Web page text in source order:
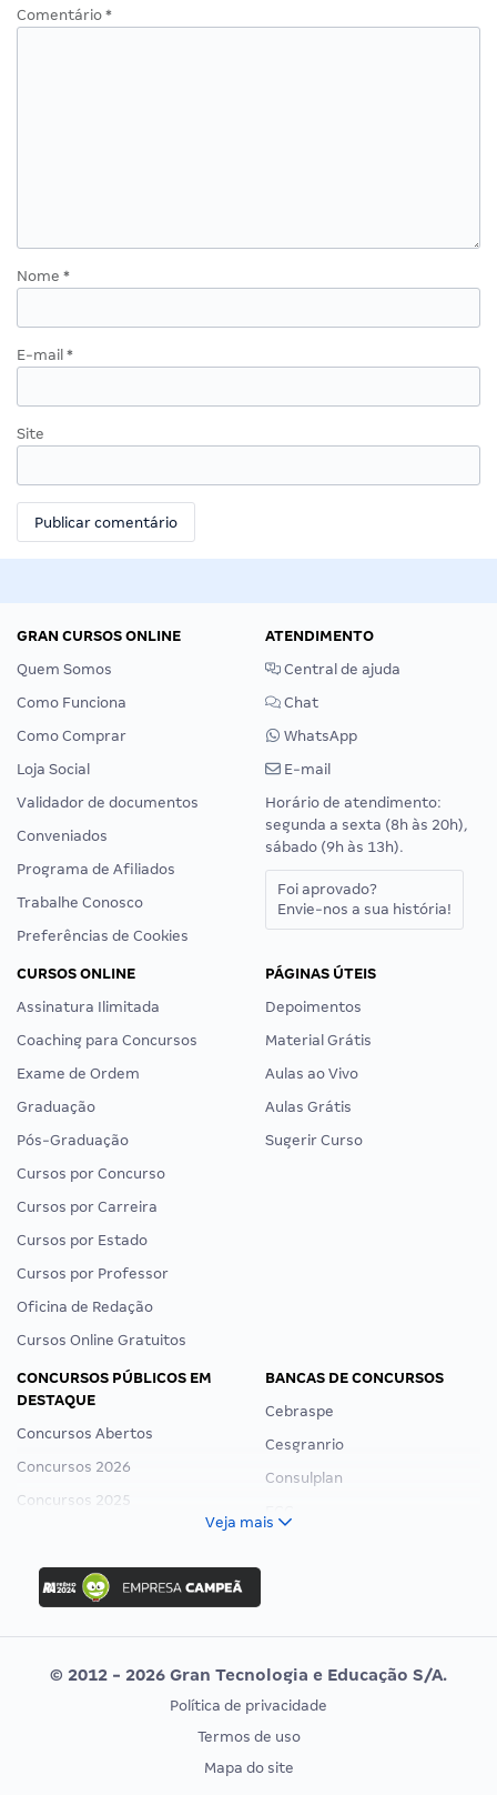
Comentário *
Nome *
E-mail *
Site
GRAN CURSOS ONLINE
Quem Somos
Como Funciona
Como Comprar
Loja Social
Validador de documentos
Conveniados
Programa de Afiliados
Trabalhe Conosco
Preferências de Cookies
ATENDIMENTO
Central de ajuda
Chat
WhatsApp
E-mail
Horário de atendimento:
segunda a sexta (8h às 20h),
sábado (9h às 13h).
Foi aprovado?
Envie-nos a sua história!
CURSOS ONLINE
Assinatura Ilimitada
Coaching para Concursos
Exame de Ordem
Graduação
Pós-Graduação
Cursos por Concurso
Cursos por Carreira
Cursos por Estado
Cursos por Professor
Oficina de Redação
Cursos Online Gratuitos
PÁGINAS ÚTEIS
Depoimentos
Material Grátis
Aulas ao Vivo
Aulas Grátis
Sugerir Curso
CONCURSOS PÚBLICOS EM
DESTAQUE
Concursos Abertos
Concursos 2026
Concursos 2025
Concurso Ibama
Concurso MPU
Editais publicados
BANCAS DE CONCURSOS
Cebraspe
Cesgranrio
Consulplan
Vunesp
CONCURSOS POR PROFISSÃO
EXAME DE ORDEM
Veja mais
© 2012 - 2026 Gran Tecnologia e Educação S/A.
Política de privacidade
Termos de uso
Mapa do site